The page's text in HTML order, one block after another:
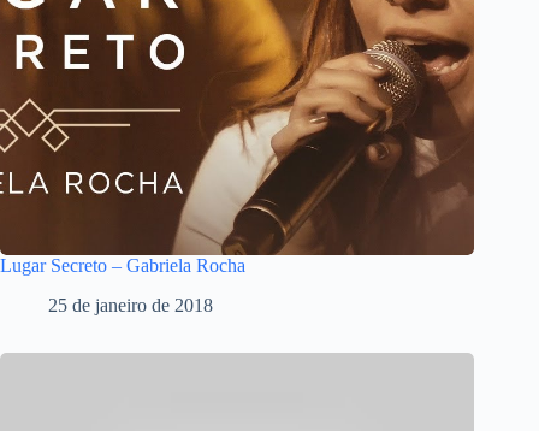
Lugar Secreto – Gabriela Rocha
25 de janeiro de 2018